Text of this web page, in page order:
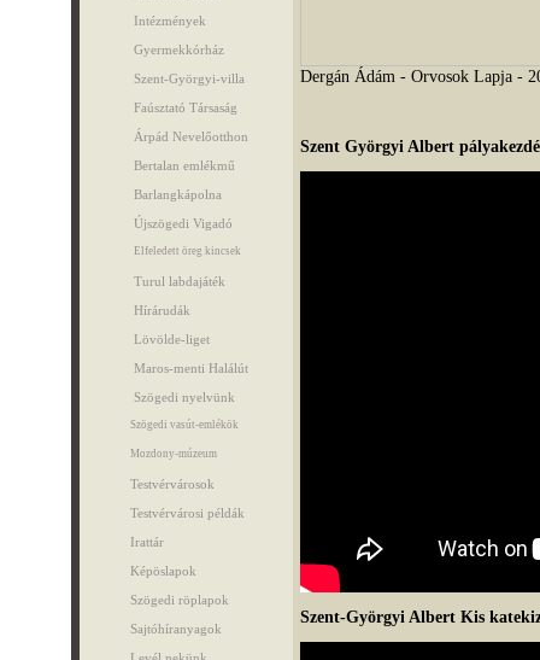
Intézmények
Gyermekkórház
Szent-Györgyi-villa
Faúsztató Társaság
Árpád Nevelőotthon
Bertalan emlékmű
Barlangkápolna
Újszögedi Vigadó
Elfeledett öreg kincsek
Turul labdajáték
Hírárudák
Lövölde-liget
Maros-menti Halálút
Szögedi nyelvünk
Szögedi vasút-emlékök
Mozdony-múzeum
Testvérvárosok
Testvérvárosi példák
Irattár
Képöslapok
Szögedi röplapok
Sajtóhíranyagok
Dergán Ádám - Orvosok Lapja -
Szent Györgyi Albert
Szent-Györgyi Albert Kis